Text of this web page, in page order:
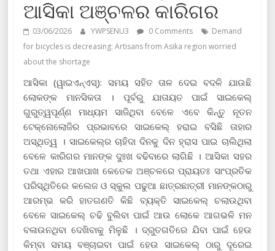
ଆସିକା ଅଞ୍ଚଳର କାରିଗର
03/06/2026 YWPSENU3 0 Comments
Demand
for bicycles is decreasing: Artisans from Asika region worried
about the shortage
ଆସିକା (ୱାଇଏନ୍‍ଏସ୍‍): ସମୟ ସହିତ ତାଳ ଦେଇ ବଦଳି ଯାଉଛି
ଲୋକଙ୍କ ମାନସିକତା । ପୂର୍ବରୁ ଯାତାୟତ ପାଇଁ ସାଇକେଲ୍
ଗୁରୁତ୍ୱପୂର୍ଣ୍ଣ ମାଧ୍ୟମ ସାଜିଥିବା ବେଳେ ଏବେ କିନ୍ତୁ ନୂତନ
ଟେକ୍ନୋଲୋଜିର ପ୍ରଭାବରେ ସାଇକେଲ୍ ହରାଇ ବସିଛି ତାହାର
ଅସ୍ଥିତ୍ୱ । ସାଇକେଲ୍‌ର ଚାହିଦା ଦିନକୁ ଦିନ ହ୍ରାସ ପାଇ ଚାଲିଥିଲା
ବେଳେ କାରିଗର ମାନଙ୍କ ଦୁଃଖ ବଢିବାରେ ଲାଗିଛି । ଆସିକା ସହର
ତଥା ଏହାର ଆଖପାଖ କେତେକ ଅଞ୍ଚଳରେ ପ୍ରାୟତଃ ସାଂପ୍ରତିକ
ପରିସ୍ଥିତିରେ କଲେଜ ଓ ସ୍କୁଲ ପଢୁଆ ଛାତ୍ରଛାତ୍ରୀ ମାନଙ୍କଠାରୁ
ଆରମ୍ଭ କରି ହାତଗଣତି କିଛି ବ୍ୟକ୍ତି ସାଇକେଲ୍ ଚଲାଉଥିବା
ବେଳେ ସାଇକେଲ୍ ଚଢି ବୁଲିବା ପାଇଁ ଆଉ ଲୋକେ ଆଗଭଳି ମନ
ବଳାଉନଥିବା ଦେଖିବାକୁ ମିଳୁଛି । ଦ୍ରୁତଗତିରେ ଯିବା ପାଇଁ ହେଉ
କିମ୍ବା ସମୟ ବଞ୍ଚାଇବା ପାଇଁ ହେଉ ସାଇକେଲ୍ ଠାରୁ ଦୂରେଇ